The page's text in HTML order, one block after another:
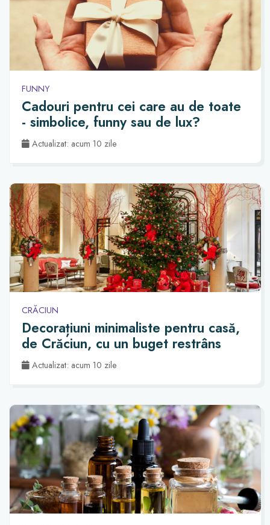
FUNNY
Cadouri pentru cei care au de toate
- simbolice, funny sau de lux?
Actualizat: acum 10 zile
CRĂCIUN
Decorațiuni minimaliste pentru casă,
de Crăciun, cu un buget restrâns
Actualizat: acum 10 zile